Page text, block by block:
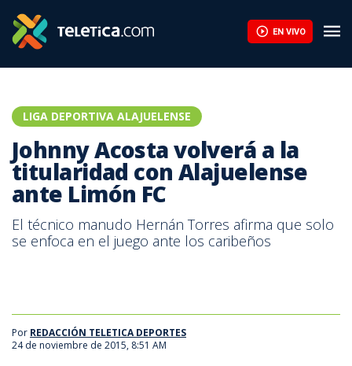
EN VIVO
LIGA DEPORTIVA ALAJUELENSE
Johnny Acosta volverá a la
titularidad con Alajuelense
ante Limón FC
El técnico manudo Hernán Torres afirma que solo
se enfoca en el juego ante los caribeños
Por REDACCIÓN TELETICA DEPORTES
24 de noviembre de 2015, 8:51 AM